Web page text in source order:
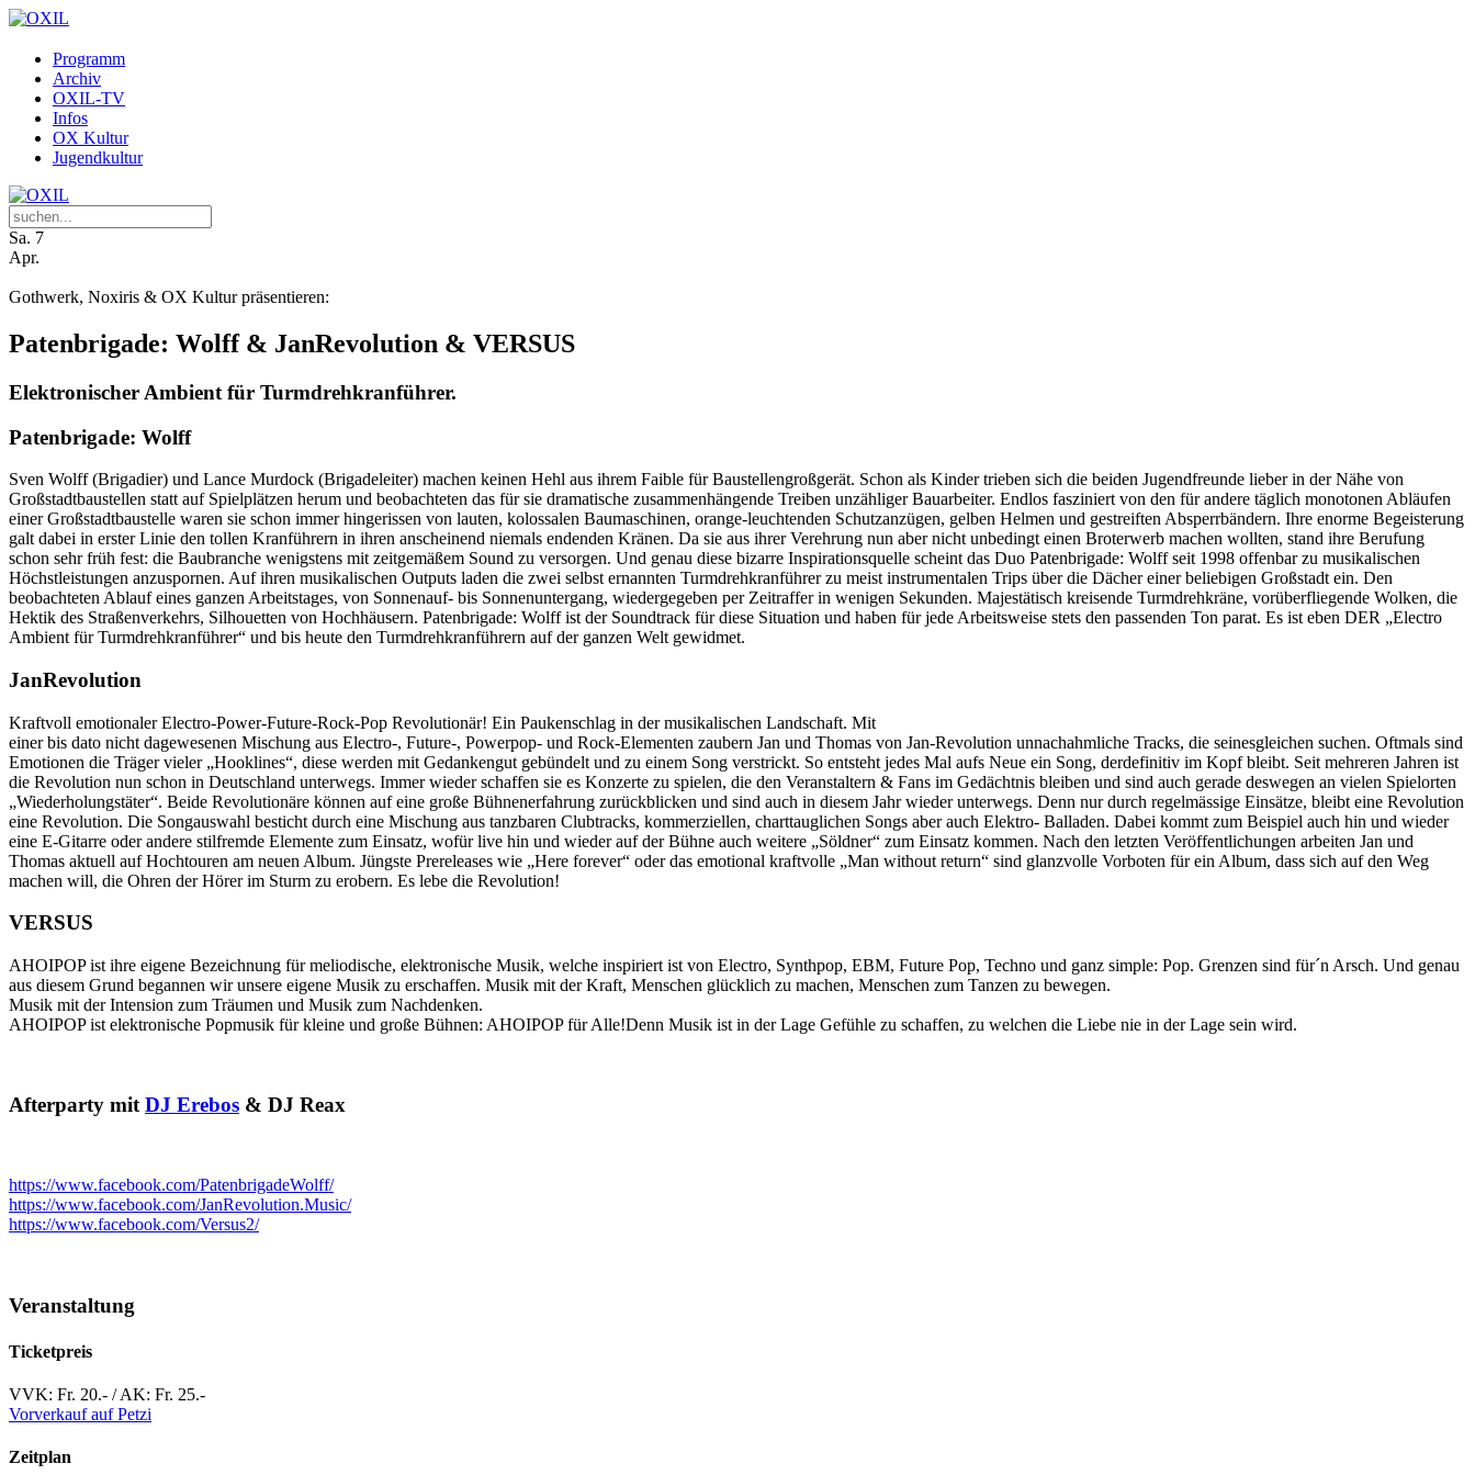
Programm
Archiv
OXIL-TV
Infos
OX Kultur
Jugendkultur
Sa. 7
Apr.
Gothwerk, Noxiris & OX Kultur präsentieren:
Patenbrigade: Wolff & JanRevolution & VERSUS
Elektronischer Ambient für Turmdrehkranführer.
Patenbrigade: Wolff
Sven Wolff (Brigadier) und Lance Murdock (Brigadeleiter) machen keinen Hehl aus ihrem Faible für Baustellengroßgerät. Schon als Kinder trieben sich die beiden Jugendfreunde lieber in der Nähe von
Großstadtbaustellen statt auf Spielplätzen herum und beobachteten das für sie dramatische zusammenhängende Treiben unzähliger Bauarbeiter. Endlos fasziniert von den für andere täglich monotonen Abläufen
einer Großstadtbaustelle waren sie schon immer hingerissen von lauten, kolossalen Baumaschinen, orange-leuchtenden Schutzanzügen, gelben Helmen und gestreiften Absperrbändern. Ihre enorme Begeisterung
galt dabei in erster Linie den tollen Kranführern in ihren anscheinend niemals endenden Kränen. Da sie aus ihrer Verehrung nun aber nicht unbedingt einen Broterwerb machen wollten, stand ihre Berufung
schon sehr früh fest: die Baubranche wenigstens mit zeitgemäßem Sound zu versorgen. Und genau diese bizarre Inspirationsquelle scheint das Duo Patenbrigade: Wolff seit 1998 offenbar zu musikalischen
Höchstleistungen anzuspornen. Auf ihren musikalischen Outputs laden die zwei selbst ernannten Turmdrehkranführer zu meist instrumentalen Trips über die Dächer einer beliebigen Großstadt ein. Den
beobachteten Ablauf eines ganzen Arbeitstages, von Sonnenauf- bis Sonnenuntergang, wiedergegeben per Zeitraffer in wenigen Sekunden. Majestätisch kreisende Turmdrehkräne, vorüberfliegende Wolken, die
Hektik des Straßenverkehrs, Silhouetten von Hochhäusern. Patenbrigade: Wolff ist der Soundtrack für diese Situation und haben für jede Arbeitsweise stets den passenden Ton parat. Es ist eben DER „Electro
Ambient für Turmdrehkranführer“ und bis heute den Turmdrehkranführern auf der ganzen Welt gewidmet.
JanRevolution
Kraftvoll emotionaler Electro-Power-Future-Rock-Pop Revolutionär! Ein Paukenschlag in der musikalischen Landschaft. Mit
einer bis dato nicht dagewesenen Mischung aus Electro-, Future-, Powerpop- und Rock-Elementen zaubern Jan und Thomas von Jan-Revolution unnachahmliche Tracks, die seinesgleichen suchen. Oftmals sind
Emotionen die Träger vieler „Hooklines“, diese werden mit Gedankengut gebündelt und zu einem Song verstrickt. So entsteht jedes Mal aufs Neue ein Song, derdefinitiv im Kopf bleibt. Seit mehreren Jahren ist
die Revolution nun schon in Deutschland unterwegs. Immer wieder schaffen sie es Konzerte zu spielen, die den Veranstaltern & Fans im Gedächtnis bleiben und sind auch gerade deswegen an vielen Spielorten
„Wiederholungstäter“. Beide Revolutionäre können auf eine große Bühnenerfahrung zurückblicken und sind auch in diesem Jahr wieder unterwegs. Denn nur durch regelmässige Einsätze, bleibt eine Revolution
eine Revolution. Die Songauswahl besticht durch eine Mischung aus tanzbaren Clubtracks, kommerziellen, charttauglichen Songs aber auch Elektro- Balladen. Dabei kommt zum Beispiel auch hin und wieder
eine E-Gitarre oder andere stilfremde Elemente zum Einsatz, wofür live hin und wieder auf der Bühne auch weitere „Söldner“ zum Einsatz kommen. Nach den letzten Veröffentlichungen arbeiten Jan und
Thomas aktuell auf Hochtouren am neuen Album. Jüngste Prereleases wie „Here forever“ oder das emotional kraftvolle „Man without return“ sind glanzvolle Vorboten für ein Album, dass sich auf den Weg
machen will, die Ohren der Hörer im Sturm zu erobern. Es lebe die Revolution!
VERSUS
AHOIPOP ist ihre eigene Bezeichnung für meliodische, elektronische Musik, welche inspiriert ist von Electro, Synthpop, EBM, Future Pop, Techno und ganz simple: Pop. Grenzen sind für´n Arsch. Und genau
aus diesem Grund begannen wir unsere eigene Musik zu erschaffen. Musik mit der Kraft, Menschen glücklich zu machen, Menschen zum Tanzen zu bewegen.
Musik mit der Intension zum Träumen und Musik zum Nachdenken.
AHOIPOP ist elektronische Popmusik für kleine und große Bühnen: AHOIPOP für Alle!Denn Musik ist in der Lage Gefühle zu schaffen, zu welchen die Liebe nie in der Lage sein wird.
Afterparty mit DJ Erebos & DJ Reax
https://www.facebook.com/PatenbrigadeWolff/
https://www.facebook.com/JanRevolution.Music/
https://www.facebook.com/Versus2/
Veranstaltung
Ticketpreis
VVK: Fr. 20.- / AK: Fr. 25.-
Vorverkauf auf Petzi
Zeitplan